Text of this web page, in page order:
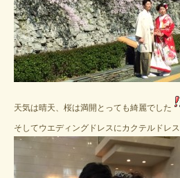
天気は晴天、桜は満開とっても綺麗でした
そしてウエディングドレスにカクテルドレス